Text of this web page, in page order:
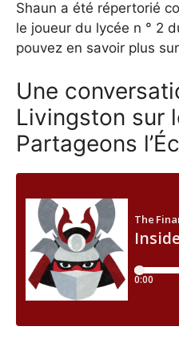
Shaun a été répertorié
le joueur du lycée n ° 2
pouvez en savoir plus
Une
Livingston sur
Partageons